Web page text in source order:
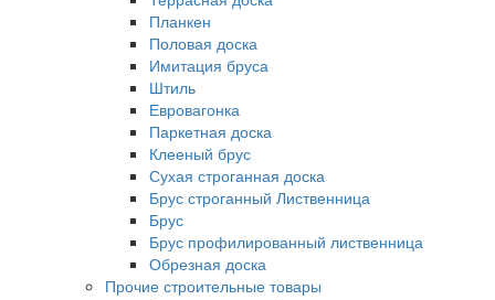
Планкен
Половая доска
Имитация бруса
Штиль
Евровагонка
Паркетная доска
Клееный брус
Сухая строганная доска
Брус строганный Лиственница
Брус
Брус профилированный лиственница
Обрезная доска
Прочие строительные товары